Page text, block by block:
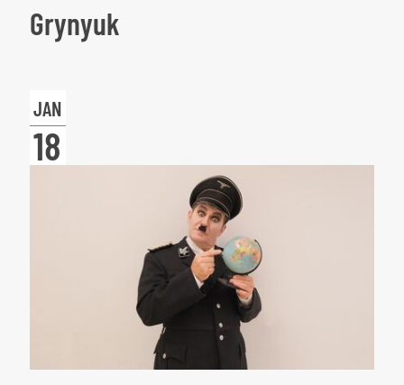
Grynyuk
Elschenbroich
|
Alexei
JAN
18